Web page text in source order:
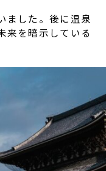
ました。後に温泉
来を暗示している